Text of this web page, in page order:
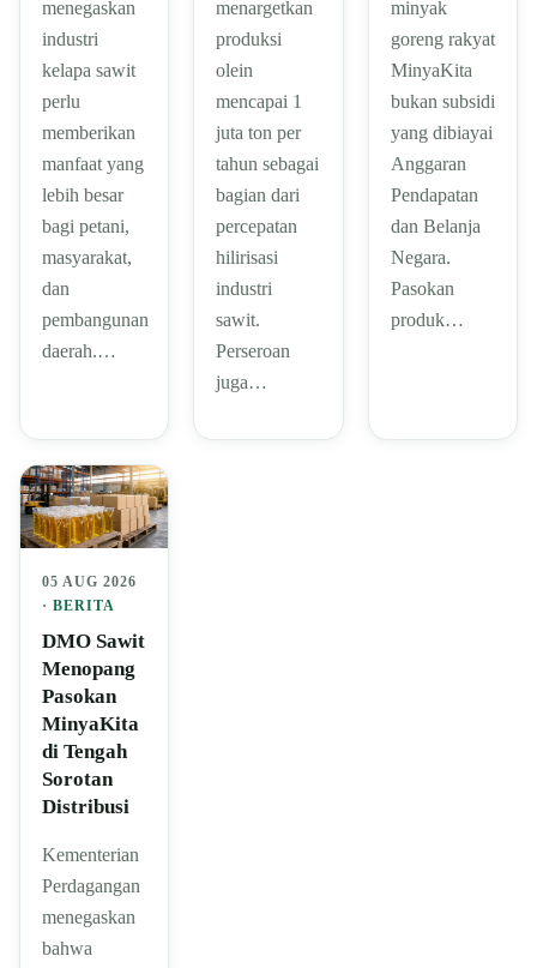
menegaskan
industri
kelapa sawit
perlu
memberikan
manfaat yang
lebih besar
bagi petani,
masyarakat,
dan
pembangunan
daerah.…
menargetkan
produksi
olein
mencapai 1
juta ton per
tahun sebagai
bagian dari
percepatan
hilirisasi
industri
sawit.
Perseroan
juga…
minyak
goreng rakyat
MinyaKita
bukan subsidi
yang dibiayai
Anggaran
Pendapatan
dan Belanja
Negara.
Pasokan
produk…
05 AUG 2026
· BERITA
DMO Sawit
Menopang
Pasokan
MinyaKita
di Tengah
Sorotan
Distribusi
Kementerian
Perdagangan
menegaskan
bahwa